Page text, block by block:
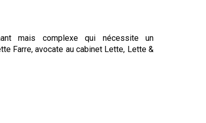
mais complexe qui nécessite un
Farre, avocate au cabinet Lette, Lette &